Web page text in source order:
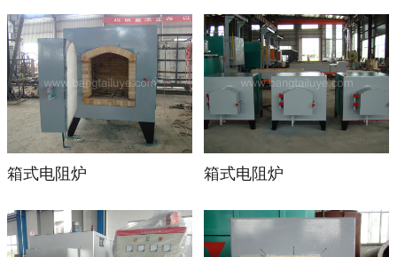
箱式电阻炉 箱式电阻炉